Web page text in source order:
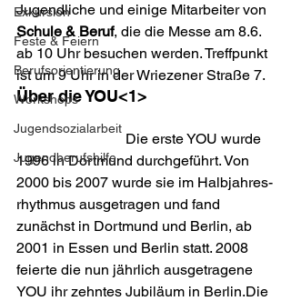
Exkursion
Feste & Feiern
Berufsorientierung
Workshops
Jugendsozialarbeit
Jugendberufshilfe
Jugendliche und einige Mitarbeiter von
Schule & Beruf, die die Messe am 8.6.
ab 10 Uhr besuchen werden. Treffpunkt
ist um 9 Uhr in der Wriezener Straße 7.
Über die YOU<1>
			Die erste YOU wurde
1996 in Dortmund durchgeführt. Von
2000 bis 2007 wurde sie im Halb­jah­res­
rhythmus ausgetragen und fand
zunächst in Dortmund und Berlin, ab
2001 in Essen und Berlin statt. 2008
feierte die nun jährlich ausgetragene
YOU ihr zehntes Jubiläum in Berlin.Die